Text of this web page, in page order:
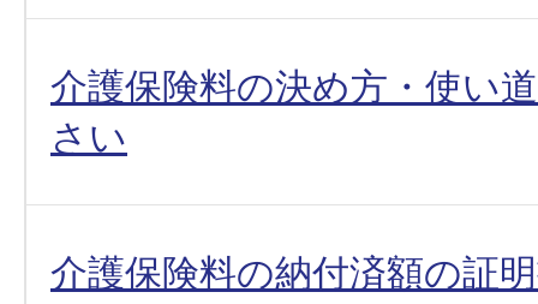
介護保険料の決め方・使い
さい
介護保険料の納付済額の証